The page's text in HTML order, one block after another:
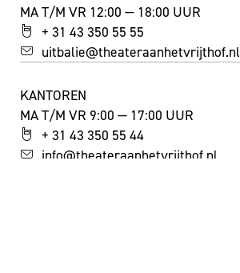
MA T/M VR 12:00 — 18:00 UUR
+ 31 43 350 55 55
uitbalie@theateraanhetvrijthof.nl
KANTOREN
MA T/M VR 9:00 — 17:00 UUR
+ 31 43 350 55 44
info@theateraanhetvrijthof.nl